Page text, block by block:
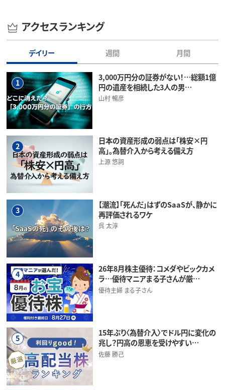
アクセスランキング
デイリー 週間 月間
1
3,000万円分の証券がない！…総額1億
円の遺産を相続した3人の男…
山村 暢彦
2
日本の資産形成の弱点は「株安×円
高」。為替介入から考える備え方
上源 悠詞
3
【潮流】「死んだ」はずのSaaSが、静かに
再評価されるワケ
呉 太淳
4
26年8月株主優待：コメダやビックカメ
ラ…優待マニアまる子さんが厳…
優待主婦 まる子さん
5
15年ぶり〈為替介入〉でドル円に変化の
兆し？円高の恩恵を受けやすい…
佐藤 勝己